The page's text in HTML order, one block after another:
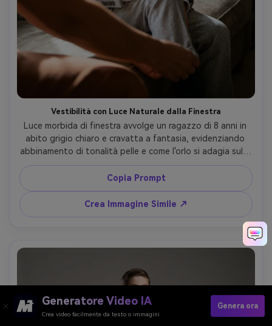
Vestibilità con Luce Naturale dalla Finestra
Luce morbida di finestra avvolge un ragazzo di 8 anni in
abito grigio chiaro e cravatta a fantasia, evidenziando
abbinamento di tonalità pelle e come l'orlo si adagia sulla
tua figura; soggiorno interno, Canon R5 85mm,
inquadratura a tre quarti, texture realistica del tessuto,
alta risoluzione --ar 4:5
Copia Prompt
Crea Immagine Simile ↗
Generatore Video IA
Crea video facilmente da testo o immagini
Genera ora